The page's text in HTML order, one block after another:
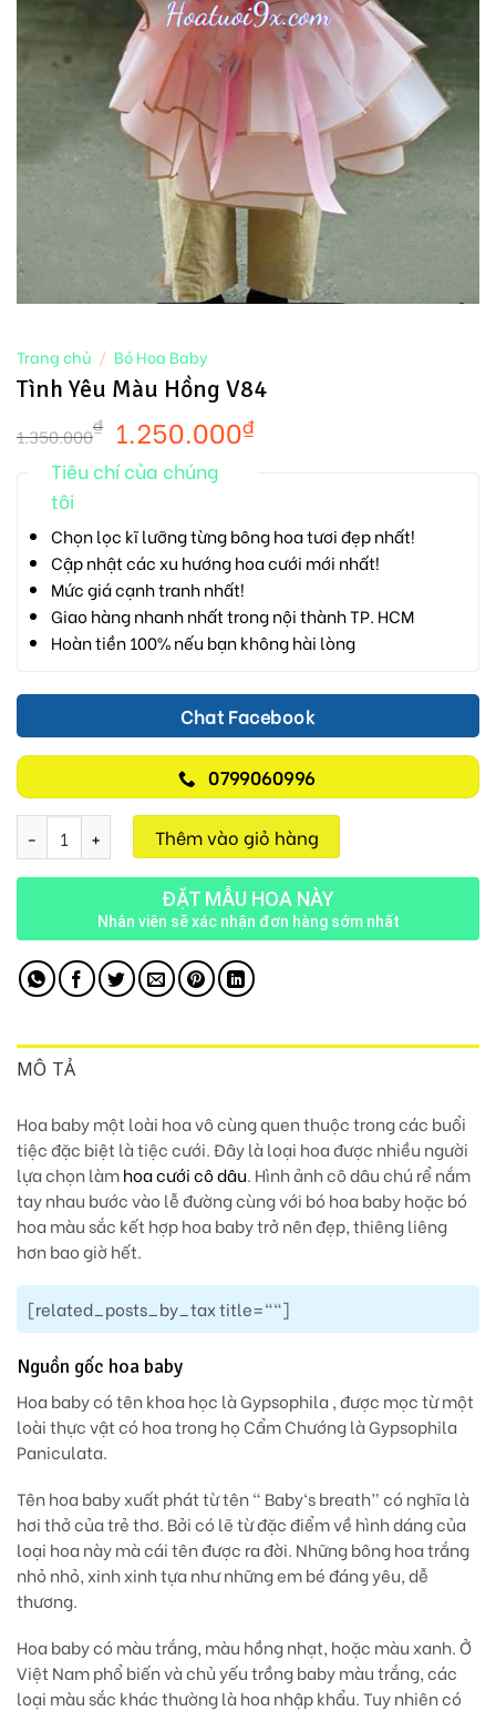
Trang chủ / Bó Hoa Baby
Tình Yêu Màu Hồng V84
1.350.000₫ 1.250.000₫
Tiêu chí của chúng
tôi
Chọn lọc kĩ lưỡng từng bông hoa tươi đẹp nhất!
Cập nhật các xu hướng hoa cưới mới nhất!
Mức giá cạnh tranh nhất!
Giao hàng nhanh nhất trong nội thành TP. HCM
Hoàn tiền 100% nếu bạn không hài lòng
Chat Facebook
0799060996
Tình Yêu Màu Hồng V84 số lượng
Thêm vào giỏ hàng
ĐẶT MẪU HOA NÀY
Nhân viên sẽ xác nhận đơn hàng sớm nhất
MÔ TẢ
Hoa baby một loài hoa vô cùng quen thuộc trong các buổi
tiệc đặc biệt là tiệc cưới. Đây là loại hoa được nhiều người
lựa chọn làmhoa cưới cô dâu. Hình ảnh cô dâu chú rể nắm
tay nhau bước vào lễ đường cùng với bó hoa baby hoặc bó
hoa màu sắc kết hợp hoa baby trở nên đẹp, thiêng liêng
hơn bao giờ hết.
[related_posts_by_tax title=""]
Nguồn gốc hoa baby
Hoa baby có tên khoa học là Gypsophila , được mọc từ một
loài thực vật có hoa trong họ Cẩm Chướng là Gypsophila
Paniculata.
Tên hoa baby xuất phát từ tên “ Baby‘s breath” có nghĩa là
hơi thở của trẻ thơ. Bởi có lẽ từ đặc điểm về hình dáng của
loại hoa này mà cái tên được ra đời. Những bông hoa trắng
nhỏ nhỏ, xinh xinh tựa như những em bé đáng yêu, dễ
thương.
Hoa baby có màu trắng, màu hồng nhạt, hoặc màu xanh. Ở
Việt Nam phổ biến và chủ yếu trồng baby màu trắng, các
loại màu sắc khác thường là hoa nhập khẩu. Tuy nhiên có